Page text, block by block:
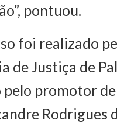
pontuou.
foi realizado
de Justiça de
pelo promotor
Rodrigues